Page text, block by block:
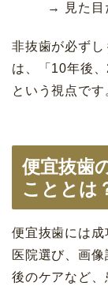
→ 見た目
非抜歯が必ず
は、「10年後
という視点です
便宜抜歯
こととは
便宜抜歯には成
医院選び、画
後のケアなど